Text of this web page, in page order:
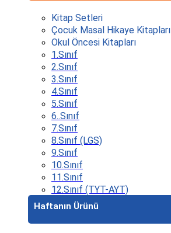
Kitap Setleri
Çocuk Masal Hikaye Kitapları
Okul Öncesi Kitapları
1.Sınıf
2.Sınıf
3.Sınıf
4.Sınıf
5.Sınıf
6..Sınıf
7.Sınıf
8.Sınıf (LGS)
9.Sınıf
10.Sınıf
11.Sınıf
12.Sınıf (TYT-AYT)
Haftanın Ürünü